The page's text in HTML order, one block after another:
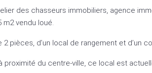
des chasseurs immobiliers, agence
vendu loué.
pièces, d’un local de rangement et d’un
proximité du centre-ville, ce local est